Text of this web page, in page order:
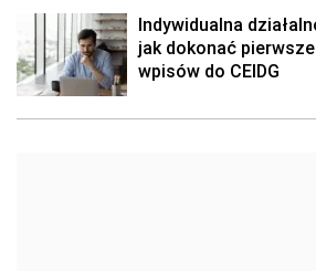
Indywidualna
jak dokonać
wpisów do CEIDG